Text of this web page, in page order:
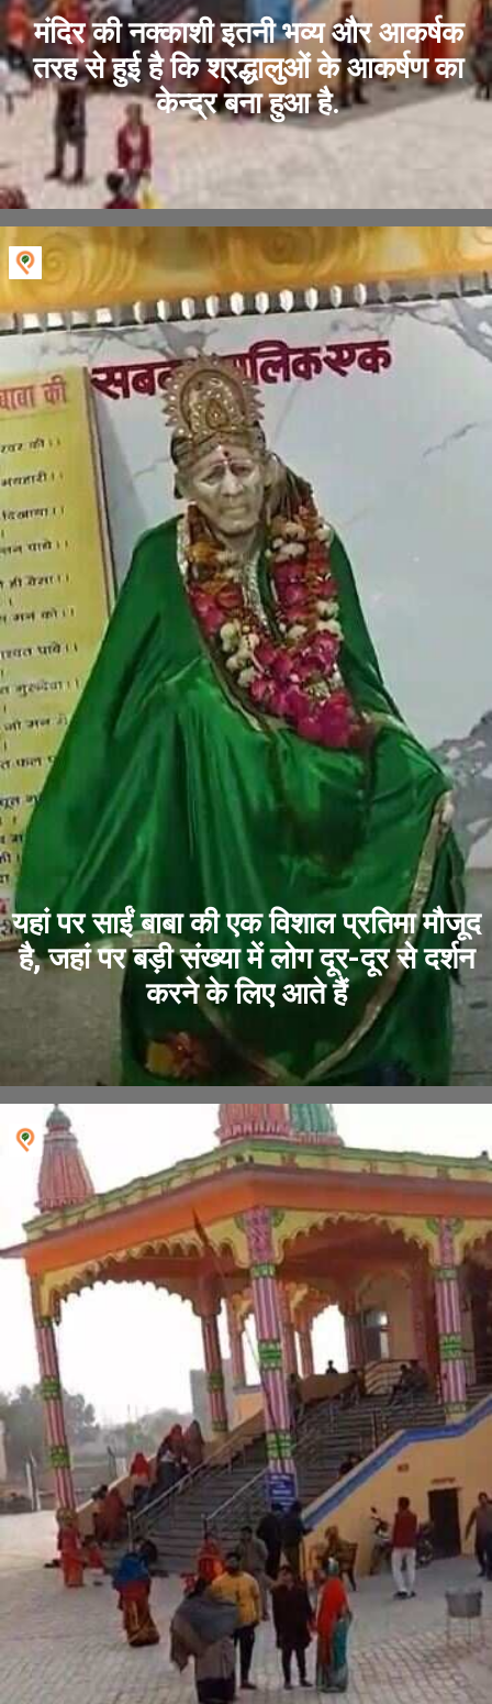
मंदिर की नक्काशी इतनी भव्य और आकर्षक
तरह से हुई है कि श्रद्धालुओं के आकर्षण का
केन्द्र बना हुआ है.
यहां पर साईं बाबा की एक विशाल प्रतिमा मौजूद
है, जहां पर बड़ी संख्या में लोग दूर-दूर से दर्शन
करने के लिए आते हैं